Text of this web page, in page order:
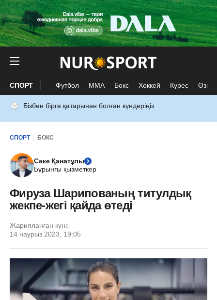
СПОРТ Футбол ММА Бокс Хоккей Күрес Өзге
Бізбен бірге қатарынан болған күндеріңіз
СПОРТ БОКС
Сәке Қанатұлы
Бұрынғы қызметкер
Фируза Шарипованың титулдық
жекпе-жегі қайда өтеді
Жарияланған күні:
14 наурыз 2023, 19:05